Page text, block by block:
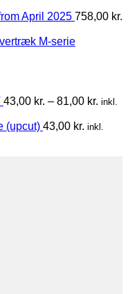
April 2025 758,00 kr.
M-serie
43,00 kr. – 81,00 kr. inkl.
(upcut) 43,00 kr. inkl.